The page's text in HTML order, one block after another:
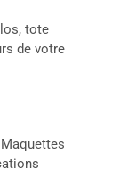
tote
de votre